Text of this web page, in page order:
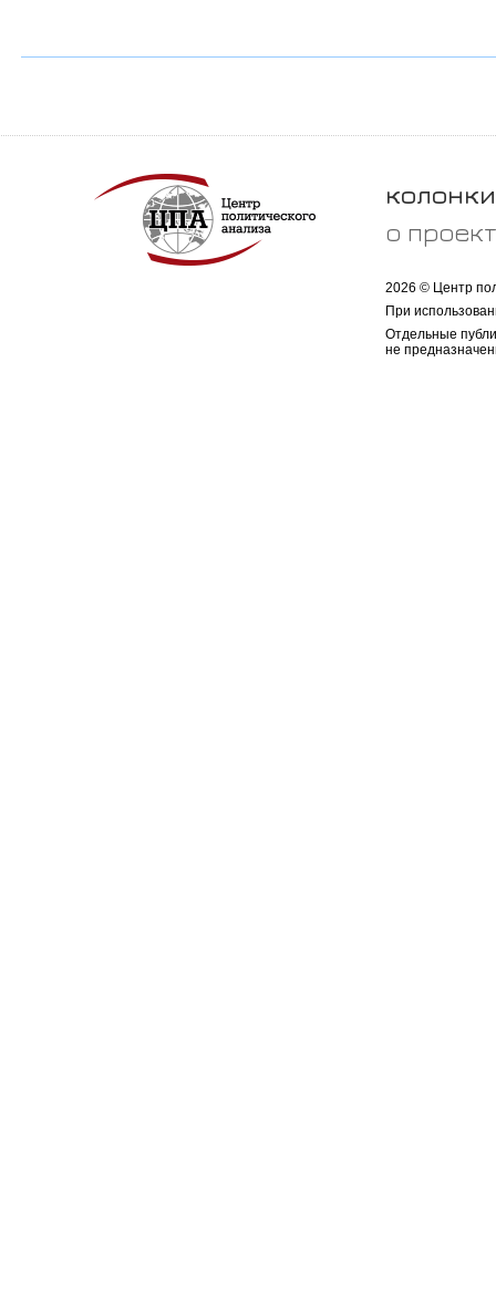
колонки
о
2026 © Центр
При
Отдельные
не